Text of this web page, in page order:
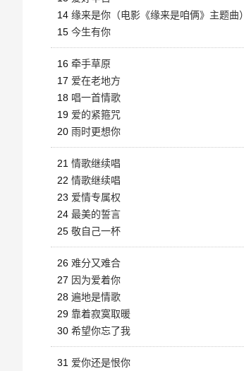
14 缘来是你（电影《缘来是咱俩》主题曲）
15 今生有你
16 牵手草原
17 爱在老地方
18 唱一首情歌
19 爱的紧箍咒
20 雨时更想你
21 情歌继续唱
22 情歌继续唱
23 爱情专属权
24 最美的誓言
25 敬自己一杯
26 难分又难合
27 因为爱着你
28 遍地是情歌
29 靠着寂寞取暖
30 希望你忘了我
31 爱你还是恨你